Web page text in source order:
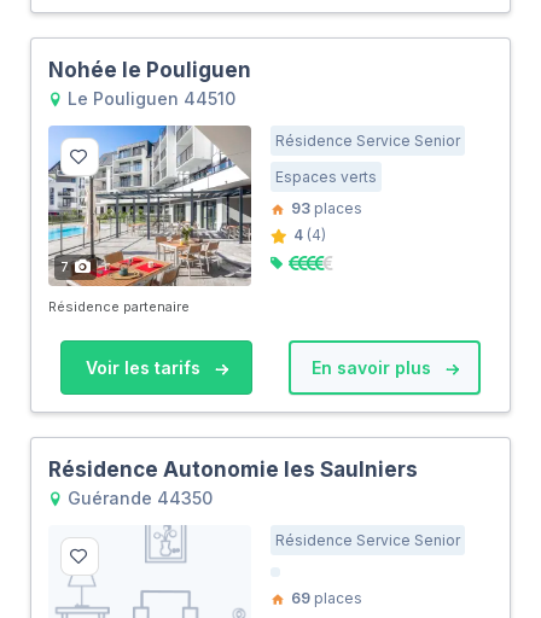
Nohée le Pouliguen
Le Pouliguen 44510
7
Résidence Service Senior
Espaces verts
93 places
4 (4)
Résidence partenaire
Voir les tarifs En savoir plus
Résidence Autonomie les Saulniers
Guérande 44350
Résidence Service Senior
69 places